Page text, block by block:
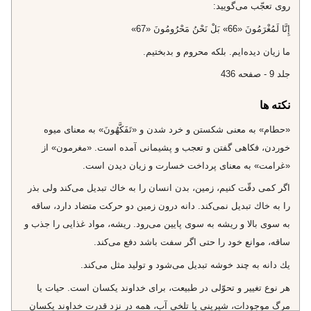
روى تعجّب مى‌گوييد:
إِنَّا لَمُغْرَمُونَ «66» بَلْ نَحْنُ مَحْرُومُونَ «67»
ما زيان ديده‌ايم. بلكه محروم و بدبختيم.
جلد 9 - صفحه 436
نکته ها
«حطام» به معنى شكستن و خرد شدن و «تَفَكَّهُونَ» به معناى ميوه
خوردن، فكاهى گفتن و تعجب و پشيمانى آمده است. «مغرمون» از
«غرامت» به معناى پرداخت خسارت و زيان ديدن است.
اگر كمى دقّت كنيم، زمين، بدن انسان را به خاك تبديل مى‌كند ولى بذر
را به خاك تبديل نمى‌كند. دانه درون زمين دو حركت متضاد دارد، ساقه
به سوى بالا و ريشه به سوى پايين مى‌رود. ريشه، مواد غذايى را جذب و
ساقه، موانع خود را حتى اگر سفت باشد دفع مى‌كند.
يك دانه به چند خوشه تبديل مى‌شود و توليد مثل مى‌كند.
هر نوع تغيير و تحوّلى در طبيعت، براى خداوند يكسان است. حيات يا
مرگ موجودات، شيرينى يا تلخى آب، همه در نزد قدرت خداوند يكسان